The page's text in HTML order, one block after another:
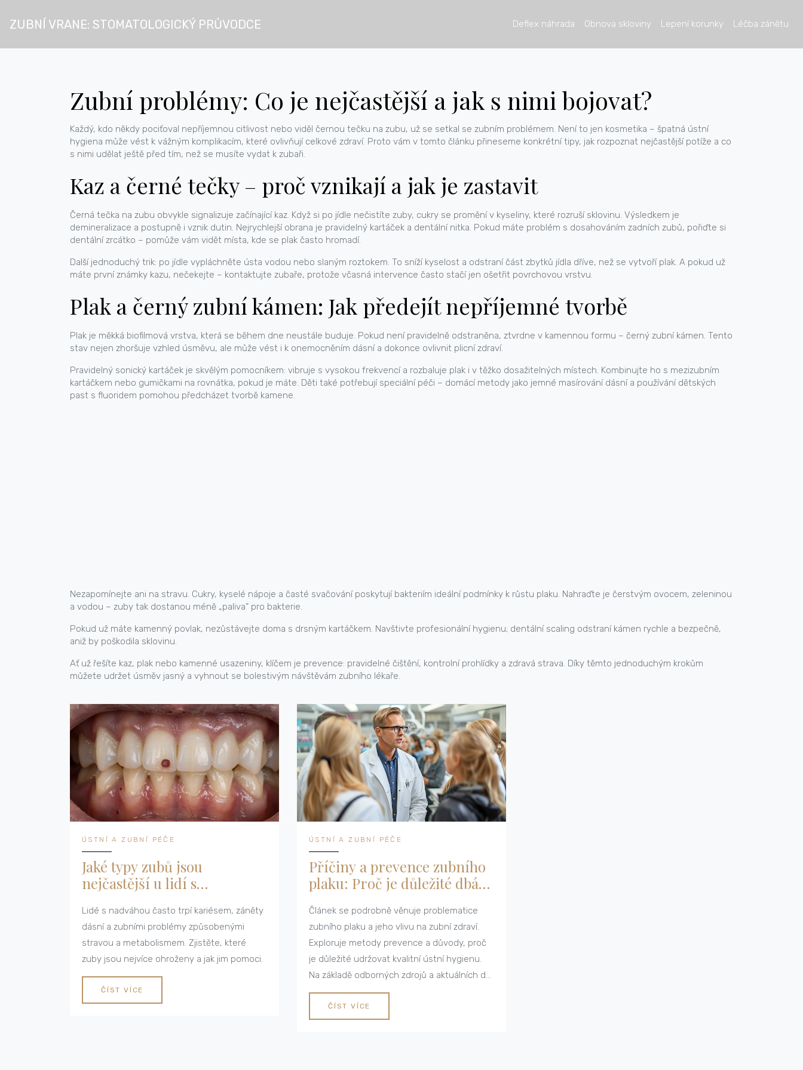
ZUBNÍ VRANE: STOMATOLOGICKÝ PRŮVODCE Deflex náhrada Obnova skloviny Lepení korunky Léčba zánětu
Zubní problémy: Co je nejčastější a jak s nimi bojovat?
Každý, kdo někdy pociťoval nepříjemnou citlivost nebo viděl černou tečku na zubu, už se setkal se zubním problémem. Není to jen kosmetika – špatná ústní
hygiena může vést k vážným komplikacím, které ovlivňují celkové zdraví. Proto vám v tomto článku přineseme konkrétní tipy, jak rozpoznat nejčastější potíže a co
s nimi udělat ještě před tím, než se musíte vydat k zubaři.
Kaz a černé tečky – proč vznikají a jak je zastavit
Černá tečka na zubu obvykle signalizuje začínající kaz. Když si po jídle nečistíte zuby, cukry se promění v kyseliny, které rozruší sklovinu. Výsledkem je
demineralizace a postupně i vznik dutin. Nejrychlejší obrana je pravidelný kartáček a dentální nitka. Pokud máte problém s dosahováním zadních zubů, pořiďte si
dentální zrcátko – pomůže vám vidět místa, kde se plak často hromadí.
Další jednoduchý trik: po jídle vypláchněte ústa vodou nebo slaným roztokem. To sníží kyselost a odstraní část zbytků jídla dříve, než se vytvoří plak. A pokud už
máte první známky kazu, nečekejte – kontaktujte zubaře, protože včasná intervence často stačí jen ošetřit povrchovou vrstvu.
Plak a černý zubní kámen: Jak předejít nepříjemné tvorbě
Plak je měkká biofilmová vrstva, která se během dne neustále buduje. Pokud není pravidelně odstraněna, ztvrdne v kamennou formu – černý zubní kámen. Tento
stav nejen zhoršuje vzhled úsměvu, ale může vést i k onemocněním dásní a dokonce ovlivnit plicní zdraví.
Pravidelný sonický kartáček je skvělým pomocníkem: vibruje s vysokou frekvencí a rozbaluje plak i v těžko dosažitelných místech. Kombinujte ho s mezizubním
kartáčkem nebo gumičkami na rovnátka, pokud je máte. Děti také potřebují speciální péči – domácí metody jako jemné masírování dásní a používání dětských
past s fluoridem pomohou předcházet tvorbě kamene.
Nezapomínejte ani na stravu. Cukry, kyselé nápoje a časté svačování poskytují bakteriím ideální podmínky k růstu plaku. Nahraďte je čerstvým ovocem, zeleninou
a vodou – zuby tak dostanou méně „paliva“ pro bakterie.
Pokud už máte kamenný povlak, nezůstávejte doma s drsným kartáčkem. Navštivte profesionální hygienu; dentální scaling odstraní kámen rychle a bezpečně,
aniž by poškodila sklovinu.
Ať už řešíte kaz, plak nebo kamenné usazeniny, klíčem je prevence: pravidelné čištění, kontrolní prohlídky a zdravá strava. Díky těmto jednoduchým krokům
můžete udržet úsměv jasný a vyhnout se bolestivým návštěvám zubního lékaře.
ÚSTNÍ A ZUBNÍ PÉČE
Jaké typy zubů jsou
nejčastější u lidí s
Lidé s nadváhou často trpí kariésem, záněty
dásní a zubními problémy způsobenými
stravou a metabolismem. Zjistěte, které
zuby jsou nejvíce ohroženy a jak jim pomoci.
ČÍST VÍCE
ÚSTNÍ A ZUBNÍ PÉČE
Příčiny a prevence zubního
plaku: Proč je důležité dbát
Článek se podrobně věnuje problematice
zubního plaku a jeho vlivu na zubní zdraví.
Exploruje metody prevence a důvody, proč
je důležité udržovat kvalitní ústní hygienu.
Na základě odborných zdrojů a aktuálních dat
popisuje jak plak ovlivňuje zdraví zubů a
dásní a nabízí praktické tipy, jak efektivně
bojovat proti jeho tvorbě a udržovat zuby
ČÍST VÍCE